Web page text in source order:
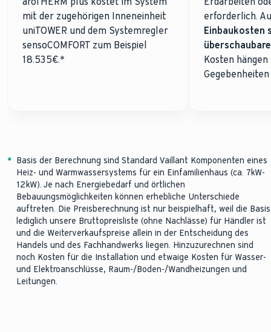
mit der zugehörigen Inneneinheit
uniTOWER und dem Systemregler
sensoCOMFORT zum Beispiel
18.535€.*
erforderlich.
Einbaukosten
Kosten
* Basis der Berechnung sind Standard Vaillant Komponenten eines
Heiz- und Warmwassersystems für ein Einfamilienhaus (ca. 7kW-
12kW). Je nach Energiebedarf und örtlichen
Bebauungsmöglichkeiten können erhebliche Unterschiede
auftreten. Die Preisberechnung ist nur beispielhaft, weil die Basis
lediglich unsere Bruttopreisliste (ohne Nachlässe) für Händler ist
und die Weiterverkaufspreise allein in der Entscheidung des
Handels und des Fachhandwerks liegen. Hinzuzurechnen sind
noch Kosten für die Installation und etwaige Kosten für Wasser-
und Elektroanschlüsse, Raum-/Boden-/Wandheizungen und
Leitungen.